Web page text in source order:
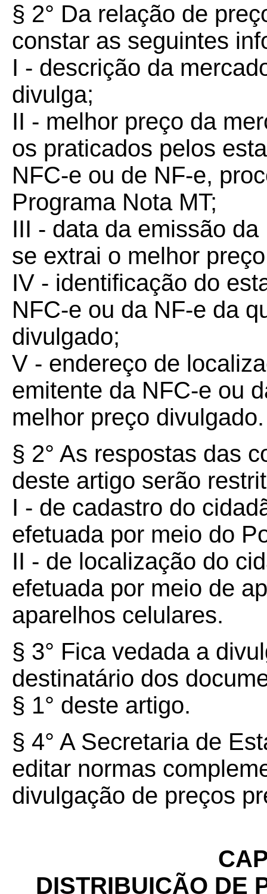
§ 2° Da relação de
constar as seguintes
I - descrição da
divulga;
II - melhor preço da
os praticados pelos
NFC-e ou de NF-e,
Programa Nota MT;
III - data da emissão
se extrai o melhor
IV - identificação do
NFC-e ou da NF-e da
divulgado;
V - endereço de
emitente da NFC-e ou
melhor preço divulgado.
§ 2° As respostas das
deste artigo serão
I - de cadastro do
efetuada por meio do
II - de localização do
efetuada por meio de
aparelhos celulares.
§ 3° Fica vedada a
destinatário dos
§ 1° deste artigo.
§ 4° A Secretaria de
editar normas
divulgação de preços
DISTRIBUIÇÃO DE